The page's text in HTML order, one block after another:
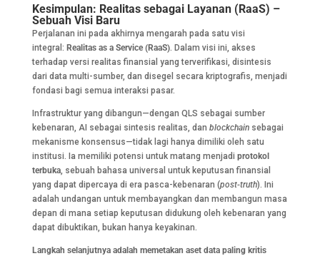
Kesimpulan: Realitas sebagai Layanan (RaaS) –
Sebuah Visi Baru
Perjalanan ini pada akhirnya mengarah pada satu visi
integral: Realitas as a Service (RaaS). Dalam visi ini, akses
terhadap versi realitas finansial yang terverifikasi, disintesis
dari data multi-sumber, dan disegel secara kriptografis, menjadi
fondasi bagi semua interaksi pasar.
Infrastruktur yang dibangun—dengan QLS sebagai sumber
kebenaran, AI sebagai sintesis realitas, dan blockchainsebagai
mekanisme konsensus—tidak lagi hanya dimiliki oleh satu
institusi. Ia memiliki potensi untuk matang menjadi protokol
terbuka, sebuah bahasa universal untuk keputusan finansial
yang dapat dipercaya di era pasca-kebenaran (post-truth). Ini
adalah undangan untuk membayangkan dan membangun masa
depan di mana setiap keputusan didukung oleh kebenaran yang
dapat dibuktikan, bukan hanya keyakinan.
Langkah selanjutnya adalah memetakan aset data paling kritis